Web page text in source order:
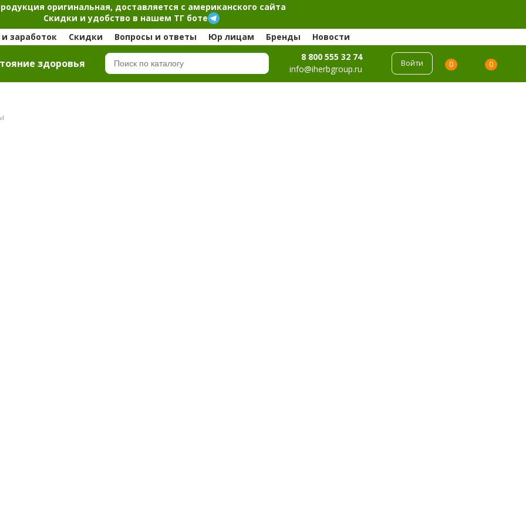
оригинальная, доставляется с американского сайта
Скидки и удобство в нашем ТГ боте
заработок
Скидки Вопросы и ответы Юр лицам Бренды Новости
здоровья
8 800 555 32 74
info@iherbgroup.ru
Войти 0 0